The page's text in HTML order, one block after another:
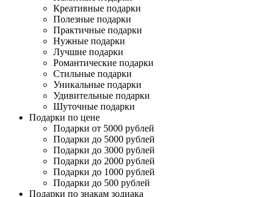
Креативные подарки
Полезные подарки
Практичные подарки
Нужные подарки
Лучшие подарки
Романтические подарки
Стильные подарки
Уникальные подарки
Удивительные подарки
Шуточные подарки
Подарки по цене
Подарки от 5000 рублей
Подарки до 5000 рублей
Подарки до 3000 рублей
Подарки до 2000 рублей
Подарки до 1000 рублей
Подарки до 500 рублей
Подарки по знакам зодиака